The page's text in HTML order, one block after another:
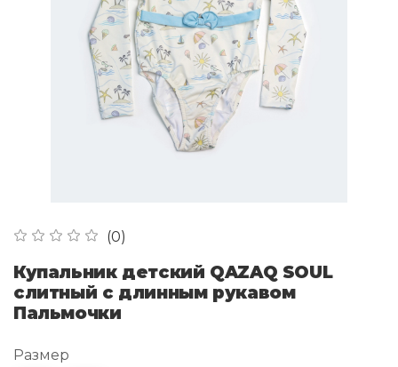
(0)
Купальник детский QAZAQ SOUL
слитный с длинным рукавом
Пальмочки
Размер